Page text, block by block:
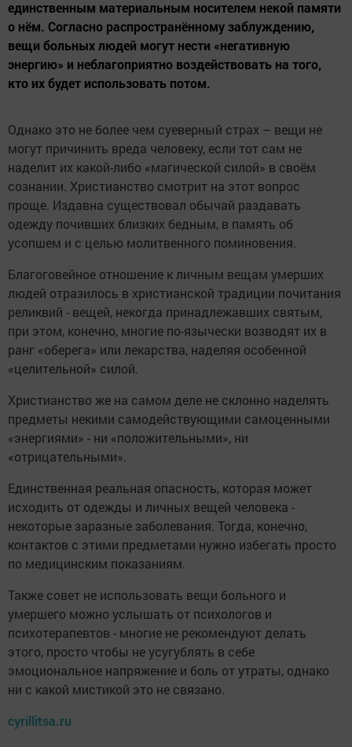
единственным материальным носителем некой памяти
о нём. Согласно распространённому заблуждению,
вещи больных людей могут нести «негативную
энергию» и неблагоприятно воздействовать на того,
кто их будет использовать потом.
Однако это не более чем суеверный страх – вещи не
могут причинить вреда человеку, если тот сам не
наделит их какой-либо «магической силой» в своём
сознании. Христианство смотрит на этот вопрос
проще. Издавна существовал обычай раздавать
одежду почивших близких бедным, в память об
усопшем и с целью молитвенного поминовения.
Благоговейное отношение к личным вещам умерших
людей отразилось в христианской традиции почитания
реликвий - вещей, некогда принадлежавших святым,
при этом, конечно, многие по-язычески возводят их в
ранг «оберега» или лекарства, наделяя особенной
«целительной» силой.
Христианство же на самом деле не склонно наделять
предметы некими самодействующими самоценными
«энергиями» - ни «положительными», ни
«отрицательными».
Единственная реальная опасность, которая может
исходить от одежды и личных вещей человека -
некоторые заразные заболевания. Тогда, конечно,
контактов с этими предметами нужно избегать просто
по медицинским показаниям.
Также совет не использовать вещи больного и
умершего можно услышать от психологов и
психотерапевтов - многие не рекомендуют делать
этого, просто чтобы не усугублять в себе
эмоциональное напряжение и боль от утраты, однако
ни с какой мистикой это не связано.
cyrillitsa.ru